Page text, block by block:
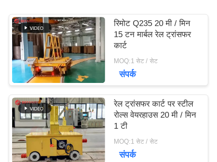
अनुरोध
करें
साइटमैप
PRIVACY
POLICY
रिमोट Q235 20 मी / मिन
15 टन मार्बल रेल ट्रांसफर
कार्ट
MOQ:1 सेट / सेट
संपर्क
रेल ट्रांसफर कार्ट पर स्टील
रोल्स वेयरहाउस 20 मी / मिन
1 टी
MOQ:1 सेट / सेट
संपर्क